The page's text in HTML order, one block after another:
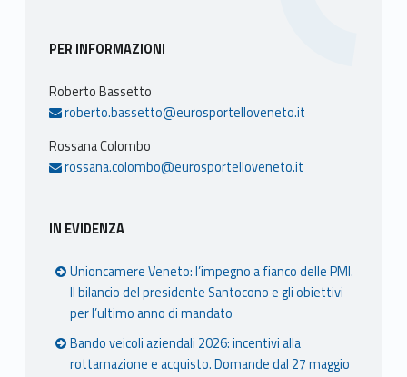
Sidebar
PER INFORMAZIONI
Roberto Bassetto
roberto.bassetto@eurosportelloveneto.it
Rossana Colombo
rossana.colombo@eurosportelloveneto.it
IN EVIDENZA
Unioncamere Veneto: l’impegno a fianco delle PMI.
Il bilancio del presidente Santocono e gli obiettivi
per l’ultimo anno di mandato
Bando veicoli aziendali 2026: incentivi alla
rottamazione e acquisto. Domande dal 27 maggio